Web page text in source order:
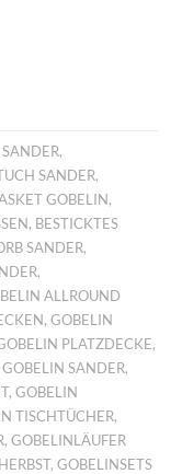
,
SANDER,
GOBELIN ,
, BESTICKTES
SANDER,
,
ALLROUND
,GOBELIN
PLATZDECKE,
GOBELIN SANDER,
,GOBELIN
TISCHTÜCHER,
,GOBELINLÄUFER
,GOBELINSETS